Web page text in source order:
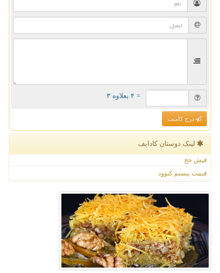
= ۴ بعلاوه ۳
درج کامنت
لینک دوستان كادایف
فیش حج
قیمت بیسیم کنوود